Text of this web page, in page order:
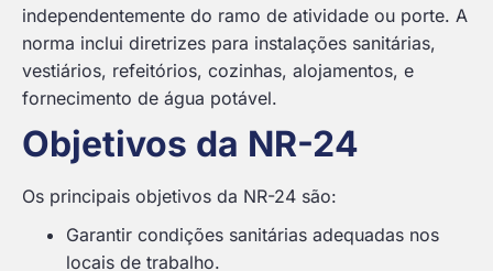
independentemente do ramo de atividade ou porte. A
norma inclui diretrizes para instalações sanitárias,
vestiários, refeitórios, cozinhas, alojamentos, e
fornecimento de água potável.
Objetivos da NR-24
Os principais objetivos da NR-24 são:
Garantir condições sanitárias adequadas nos
locais de trabalho.